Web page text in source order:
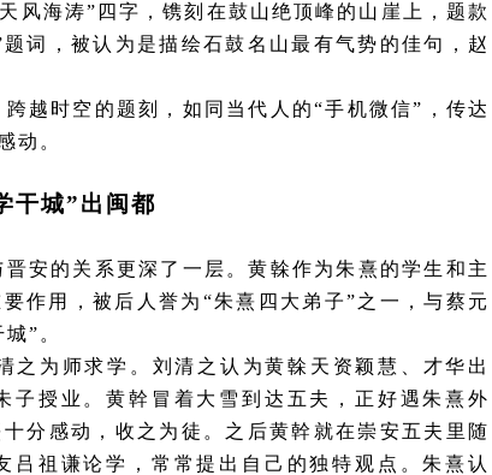
风海涛”四字，镌刻在鼓山绝顶峰的山崖上，题款
词，被认为是描绘石鼓名山最有气势的佳句，赵
越时空的题刻，如同当代人的“手机微信”，传达
动。
干城”出闽都
安的关系更深了一层。黄榦作为朱熹的学生和主
作用，被后人誉为 “朱熹四大弟子”之一，与蔡元
”。
之为师求学。刘清之认为黄榦天资颖慧、才华出
授业。黄幹冒着大雪到达五夫，正好遇朱熹外
分感动，收之为徒。之后黄幹就在崇安五夫里随
祖谦论学，常常提出自己的独特观点。朱熹认